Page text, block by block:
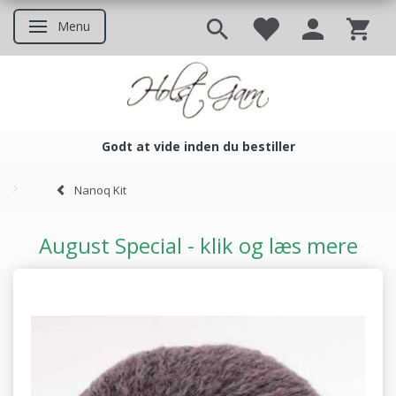
Skifte navigation
Menu
Godt at vide inden du bestiller
Nanoq Kit
August Special - klik og læs mere